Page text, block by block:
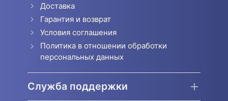
Доставка
Гарантия и возврат
Условия соглашения
Политика в отношении обработки
персональных данных
Служба поддержки